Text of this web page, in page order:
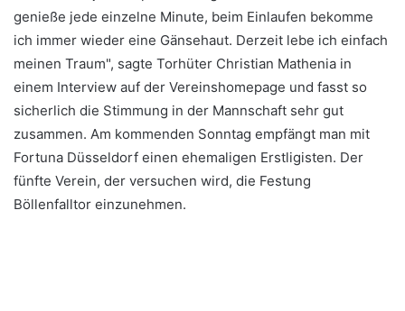
genieße jede einzelne Minute, beim Einlaufen bekomme
ich immer wieder eine Gänsehaut. Derzeit lebe ich einfach
meinen Traum", sagte Torhüter Christian Mathenia in
einem Interview auf der Vereinshomepage und fasst so
sicherlich die Stimmung in der Mannschaft sehr gut
zusammen. Am kommenden Sonntag empfängt man mit
Fortuna Düsseldorf einen ehemaligen Erstligisten. Der
fünfte Verein, der versuchen wird, die Festung
Böllenfalltor einzunehmen.